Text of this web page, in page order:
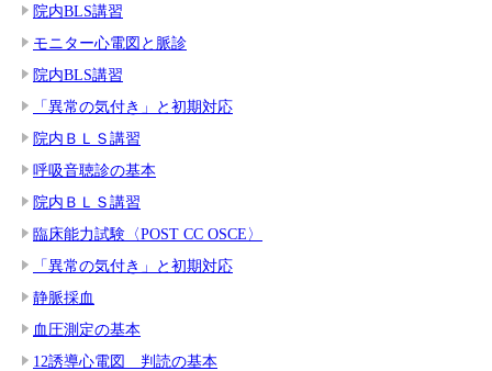
院内BLS講習
モニター心電図と脈診
院内BLS講習
「異常の気付き」と初期対応
院内ＢＬＳ講習
呼吸音聴診の基本
院内ＢＬＳ講習
臨床能力試験〈POST CC OSCE〉
「異常の気付き」と初期対応
静脈採血
血圧測定の基本
12誘導心電図 判読の基本